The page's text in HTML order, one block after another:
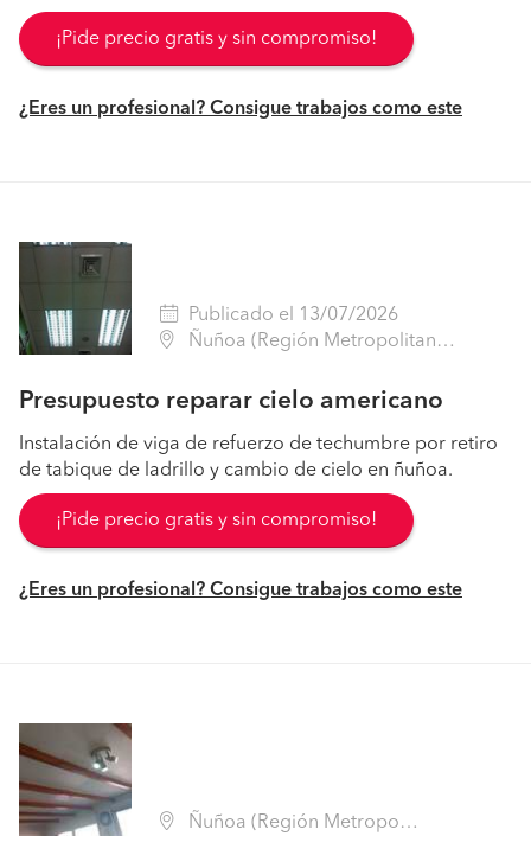
¡Pide precio gratis y sin compromiso!
¿Eres un profesional? Consigue trabajos como este
Publicado el 13/07/2026
Ñuñoa (Región Metropolitana - Santiago)
Presupuesto reparar cielo americano
Instalación de viga de refuerzo de techumbre por retiro
de tabique de ladrillo y cambio de cielo en ñuñoa.
¡Pide precio gratis y sin compromiso!
¿Eres un profesional? Consigue trabajos como este
Ñuñoa (Región Metropolitana - Santiago)